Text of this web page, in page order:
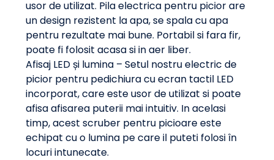
usor de utilizat. Pila electrica pentru picior are
un design rezistent la apa, se spala cu apa
pentru rezultate mai bune. Portabil si fara fir,
poate fi folosit acasa si in aer liber.
Afisaj LED și lumina – Setul nostru electric de
picior pentru pedichiura cu ecran tactil LED
incorporat, care este usor de utilizat si poate
afisa afisarea puterii mai intuitiv. In acelasi
timp, acest scruber pentru picioare este
echipat cu o lumina pe care il puteti folosi în
locuri intunecate.